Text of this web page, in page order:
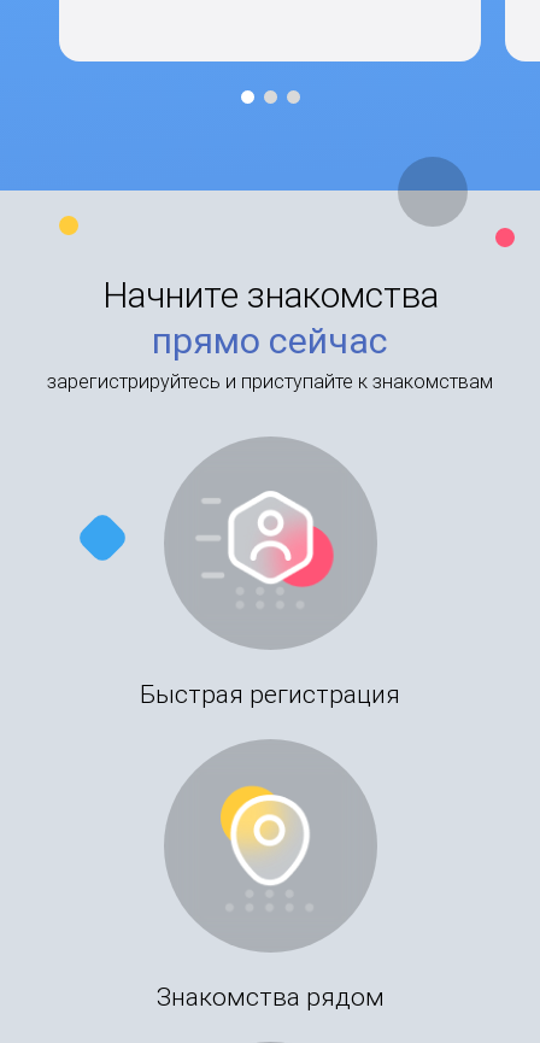
Начните знакомства
прямо сейчас
зарегистрируйтесь и приступайте к знакомствам
Быстрая регистрация
Знакомства рядом